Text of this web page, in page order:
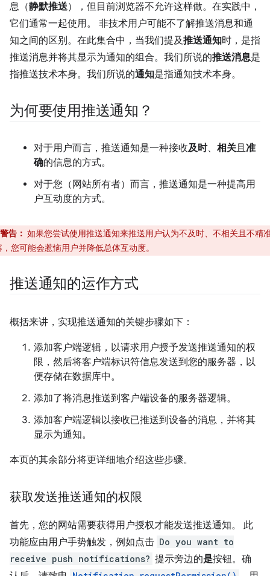
息（静默推送），但目前浏览器不允许这样做。在实践中，
它们通常一起使用。 非技术用户可能不了解推送消息和通
知之间的区别。在此集合中，当我们提及推送通知时，是指
推送消息并将其显示为通知的组合。我们所说的推送消息是
指推送技术本身。我们所说的通知是指通知技术本身。
为何要使用推送通知？
对于用户而言，推送通知是一种接收及时、 相关且准
确的信息的方式。
对于您（网站所有者）而言，推送通知是一种提高用
户互动度的方式。
警告： 如果您尝试使用推送通知来推送用户认为不及时、不相关且不精
您可能会惹恼用户并降低总体互动度。
推送通知的运作方式
概括来讲，实现推送通知的关键步骤如下：
添加客户端逻辑，以请求用户授予发送推送通知的权
限，然后将客户端标识符信息发送到您的服务器，以
便存储在数据库中。
添加了将消息推送到客户端设备的服务器逻辑。
添加客户端逻辑以接收已推送到设备的消息，并将其
显示为通知。
本页的其余部分将更详细地介绍这些步骤。
获取发送推送通知的权限
首先，您的网站需要获得用户授权才能发送推送通知。 此
功能应由用户手势触发，例如点击 Do you want to
receive push notifications? 提示旁边的是按钮。确